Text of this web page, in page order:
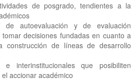
de posgrado, tendientes a la
de autoevaluación y de evaluación
decisiones fundadas en cuanto a
de líneas de desarrollo
interinstitucionales que posibiliten
accionar académico